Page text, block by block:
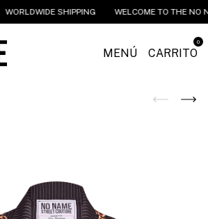
WORLDWIDE SHIPPING WELCOME TO THE NO
MENÚ CARRITO
0